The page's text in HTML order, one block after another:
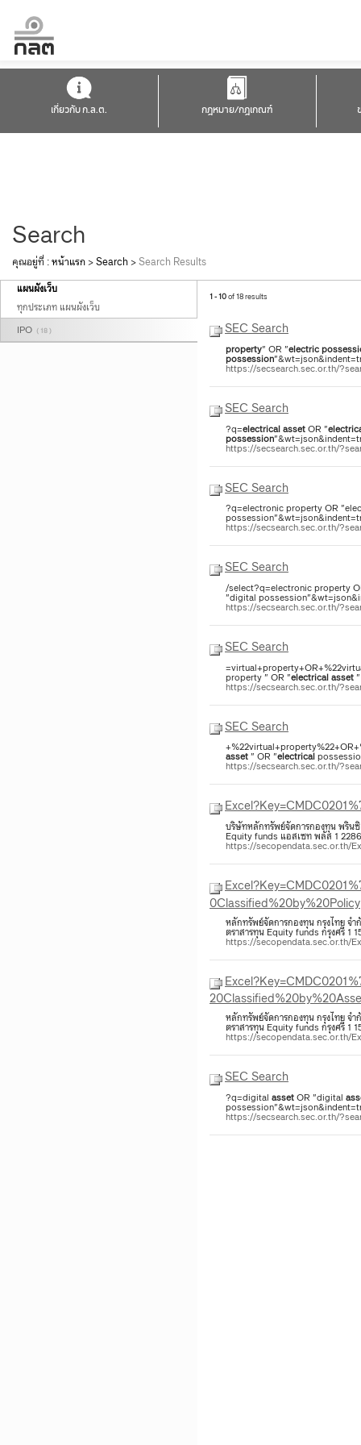
เกี่ยวกับ ก.ล.ต. กฎหมาย/กฎเกณฑ์
Search
คุณอยู่ที่ :หน้าแรก >Search >Search Results
แผนผังเว็บ
ทุกประเภท แผนผังเว็บ
IPO ( 18 )
1 - 10of 18 results
SEC Search
property" OR "electric
possession
https://secsearch.sec.or.th/
SEC Search
?q=electricalassetOR "
possession
https://secsearch.sec.or.th/
SEC Search
?q=electronic property OR
https://secsearch.sec.or.th/
SEC Search
/select?q=electronic property
"digital
https://secsearch.sec.or.th/
SEC Search
property " OR "electricalasset
https://secsearch.sec.or.th/
SEC Search
asset" OR "electrical
https://secsearch.sec.or.th/
บริษัทหลักทรัพย์จัดการกองทุน พริน
Equity funds แอสเซท พลัส 1
https://secopendata.sec.or.th/
0Classified%20by%20Policy
หลักทรัพย์จัดการกองทุน กรุงไทย จ
ตราสารทุน Equity funds กรุงศรี 1
https://secopendata.sec.or.th/
หลักทรัพย์จัดการกองทุน กรุงไทย จ
ตราสารทุน Equity funds กรุงศรี 1
https://secopendata.sec.or.th/
SEC Search
?q=digital assetOR "digital
https://secsearch.sec.or.th/